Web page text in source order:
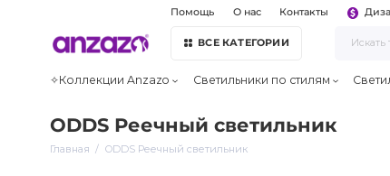
Помощь О нас Контакты
ВСЕ КАТЕГОРИИ
✧Коллекции Anzazo Светильники по стилям
ODDS Реечный светильник
Главная ODDS Реечный светильник